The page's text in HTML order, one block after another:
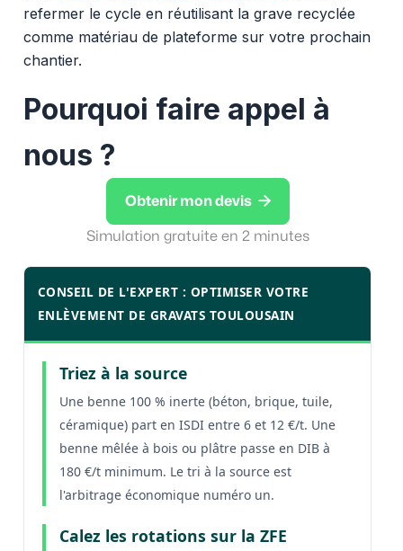
refermer le cycle en réutilisant la grave recyclée
comme matériau de plateforme sur votre prochain
chantier.
Pourquoi faire appel à
nous ?
Obtenir mon devis 
Simulation gratuite en 2 minutes
CONSEIL DE L'EXPERT : OPTIMISER VOTRE
ENLÈVEMENT DE GRAVATS TOULOUSAIN
Triez à la source
Une benne 100 % inerte (béton, brique, tuile,
céramique) part en ISDI entre 6 et 12 €/t. Une
benne mêlée à bois ou plâtre passe en DIB à
180 €/t minimum. Le tri à la source est
l'arbitrage économique numéro un.
Calez les rotations sur la ZFE